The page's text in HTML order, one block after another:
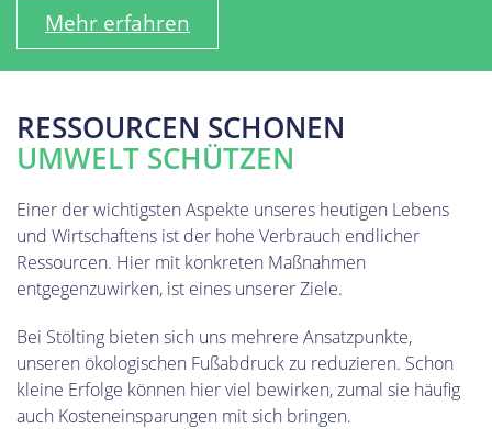
Mehr erfahren
RESSOURCEN SCHONEN
UMWELT SCHÜTZEN
Einer der wichtigsten Aspekte unseres heutigen Lebens
und Wirtschaftens ist der hohe Verbrauch endlicher
Ressourcen. Hier mit konkreten Maßnahmen
entgegenzuwirken, ist eines unserer Ziele.
Bei Stölting bieten sich uns mehrere Ansatzpunkte,
unseren ökologischen Fußabdruck zu reduzieren. Schon
kleine Erfolge können hier viel bewirken, zumal sie häufig
auch Kosteneinsparungen mit sich bringen.